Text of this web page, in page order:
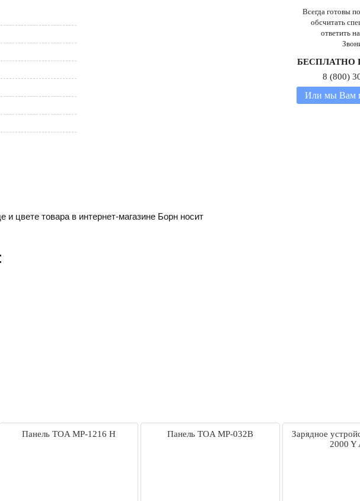
цвете товара в интернет-магазине Борн носит
Всегда готовы
обсчитать
ответить
БЕСПЛАТНО
8 (800)
Или мы Вам
Панель TOA MP-1216 H Панель TOA MP-032B
Зарядное
2000 Y